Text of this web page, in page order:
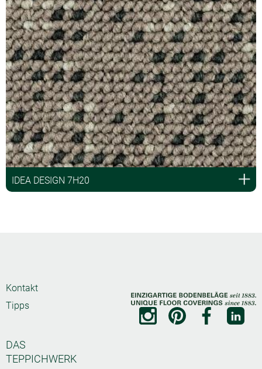
IDEA DESIGN 7H20
Kontakt
Tipps
DAS
TEPPICHWERK